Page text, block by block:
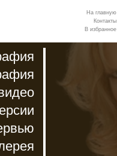
На главную
Контакты
В избранное